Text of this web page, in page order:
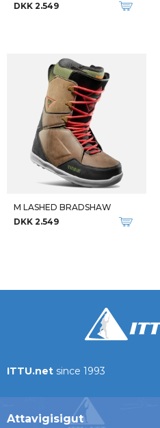
DKK 2.549
M LASHED BRADSHAW
DKK 2.549
ITTU.net since 1993
Attavigisigut